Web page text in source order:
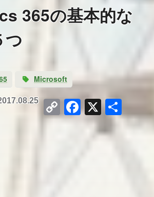
365の基本的な
つ
Microsoft
Copy
Link
Facebook
X 共
有